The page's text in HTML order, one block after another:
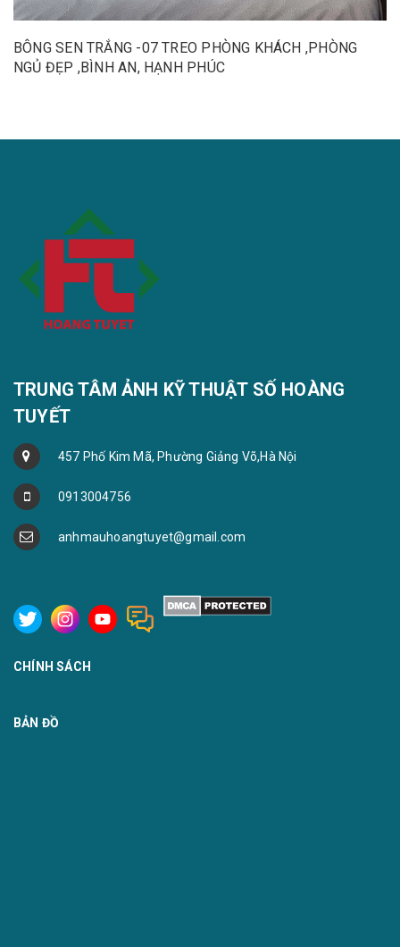
BÔNG SEN TRẮNG -07 TREO PHÒNG KHÁCH ,PHÒNG
NGỦ ĐẸP ,BÌNH AN, HẠNH PHÚC
TRUNG TÂM ẢNH KỸ THUẬT SỐ HOÀNG
TUYẾT
457 Phố Kim Mã, Phường Giảng Võ,Hà Nội
0913004756
anhmauhoangtuyet@gmail.com
CHÍNH SÁCH
BẢN ĐỒ